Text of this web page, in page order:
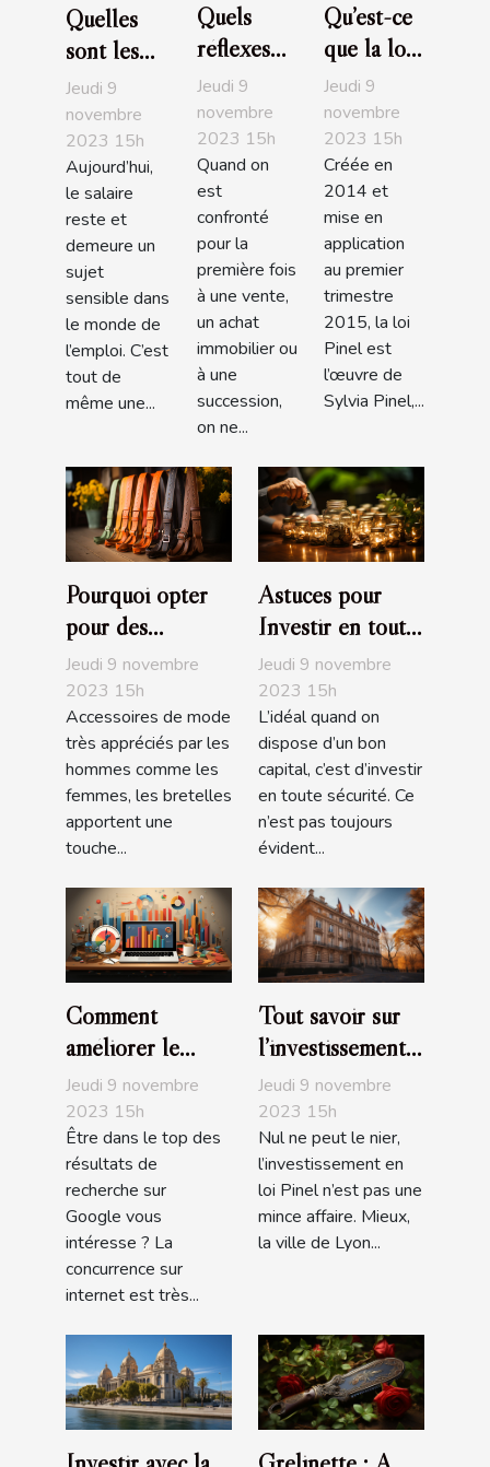
Quelles
sont les
entreprises
les plus
généreuses
en France
en 2019?
Jeudi 9
novembre
2023 15h
Aujourd’hui,
le salaire
reste et
demeure un
sujet
sensible dans
le monde de
l’emploi. C’est
tout de
même une...
Quels
réflexes
avoir
quand on
est à la
recherche
d’un bon
notaire ?
Jeudi 9
novembre
2023 15h
Quand on
est
confronté
pour la
première fois
à une vente,
un achat
immobilier ou
à une
succession,
on ne...
Qu’est-ce
que la loi
Pinel ?
L'essentiel
à savoir
Jeudi 9
novembre
2023 15h
Créée en
2014 et
mise en
application
au premier
trimestre
2015, la loi
Pinel est
l’œuvre de
Sylvia Pinel,...
Pourquoi opter
pour des
bretelles
fantaisies ?
Jeudi 9 novembre
2023 15h
Accessoires de mode
très appréciés par les
hommes comme les
femmes, les bretelles
apportent une
touche...
Astuces pour
Investir en toute
sécurité
Jeudi 9 novembre
2023 15h
L’idéal quand on
dispose d’un bon
capital, c’est d’investir
en toute sécurité. Ce
n’est pas toujours
évident...
Comment
améliorer le
positionnement
de son site sur
Google ?
Jeudi 9 novembre
2023 15h
Être dans le top des
résultats de
recherche sur
Google vous
intéresse ? La
concurrence sur
internet est très...
Tout savoir sur
l’investissement
en loi Pinel à
Lyon
Jeudi 9 novembre
2023 15h
Nul ne peut le nier,
l’investissement en
loi Pinel n’est pas une
mince affaire. Mieux,
la ville de Lyon...